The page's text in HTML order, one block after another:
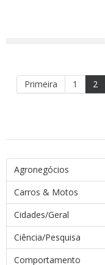
Primeira 1 2
Agronegócios
Carros & Motos
Cidades/Geral
Ciência/Pesquisa
Comportamento